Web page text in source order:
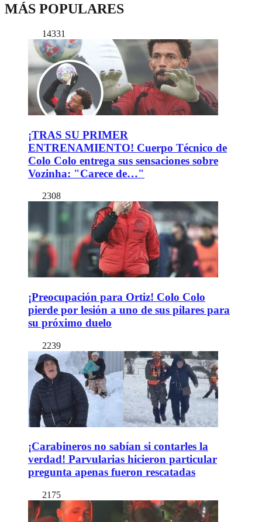
MÁS POPULARES
14331
¡TRAS SU PRIMER
ENTRENAMIENTO! Cuerpo Técnico de
Colo Colo entrega sus sensaciones sobre
Vozinha: "Carece de…"
2308
¡Preocupación para Ortiz! Colo Colo
pierde por lesión a uno de sus pilares para
su próximo duelo
2239
¡Carabineros no sabían si contarles la
verdad! Parvularias hicieron particular
pregunta apenas fueron rescatadas
2175